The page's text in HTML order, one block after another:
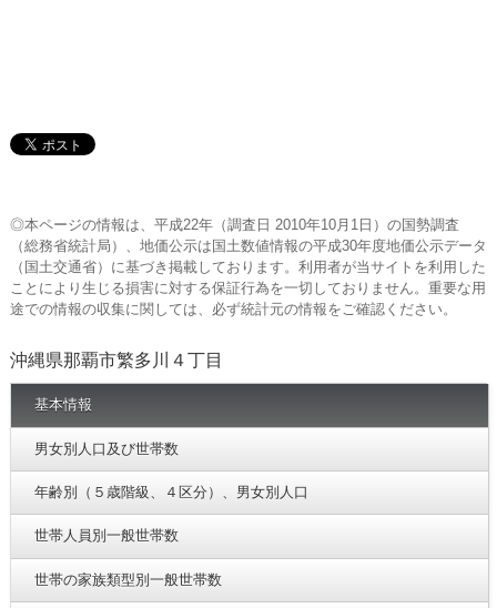
◎本ページの情報は、平成22年（調査日 2010年10月1日）の国勢調査
（総務省統計局）、地価公示は国土数値情報の平成30年度地価公示データ
（国土交通省）に基づき掲載しております。利用者が当サイトを利用した
ことにより生じる損害に対する保証行為を一切しておりません。重要な用
途での情報の収集に関しては、必ず統計元の情報をご確認ください。
沖縄県那覇市繁多川４丁目
基本情報
男女別人口及び世帯数
年齢別（５歳階級、４区分）、男女別人口
世帯人員別一般世帯数
世帯の家族類型別一般世帯数